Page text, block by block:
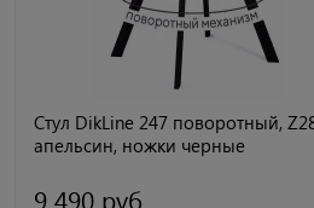
Стул DikLine 247 поворотный,
апельсин, ножки черные
9 490 руб.